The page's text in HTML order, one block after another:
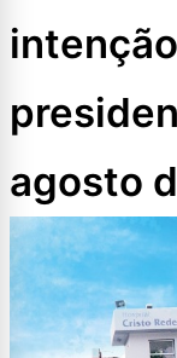
agosto